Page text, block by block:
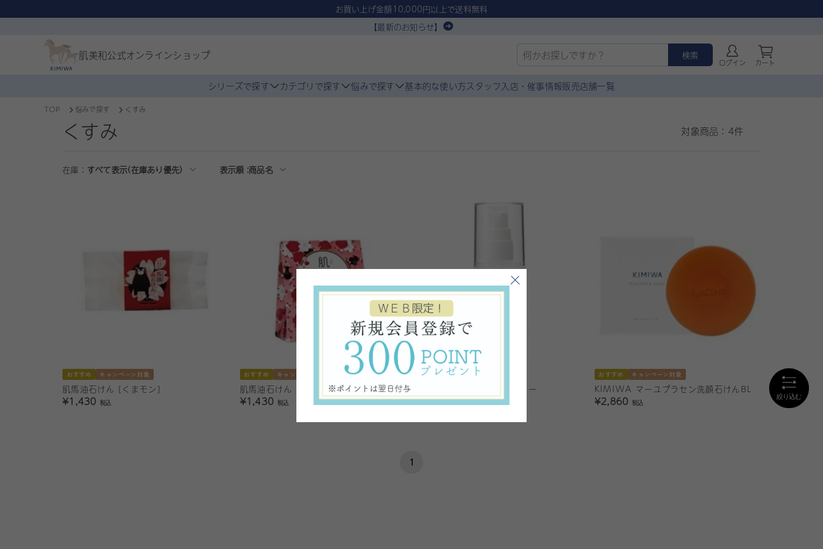
お買い上げ金額10,000円以上で送料無料
【最新のお知らせ】
肌美和公式オンラインショップ 検索
ログイン カート
シリーズで探す カテゴリで探す 悩みで探す 基本的な使い方スタッフ入店・催事情報販売店舗一覧
TOP 悩みで探す くすみ
くすみ 対象商品： 4件
在庫： すべて表示(在庫あり優先) 表示順 :商品名
おすすめ キャンペーン対象
肌馬油石けん [くまモン]
¥1,430 税込
おすすめ キャンペーン対象
肌馬油石けん
¥1,430 税込
おすすめ キャンペーン対象
KIMIWA マーユアクアスルー
¥2,310税込
おすすめ キャンペーン対象
KIMIWA マーユプラセン洗顔石けんBL
¥2,860 税込
1